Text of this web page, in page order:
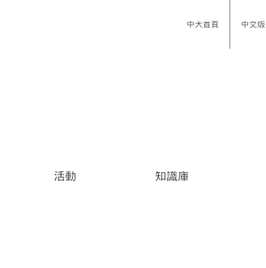
中大首頁 中文版
活動 知識庫